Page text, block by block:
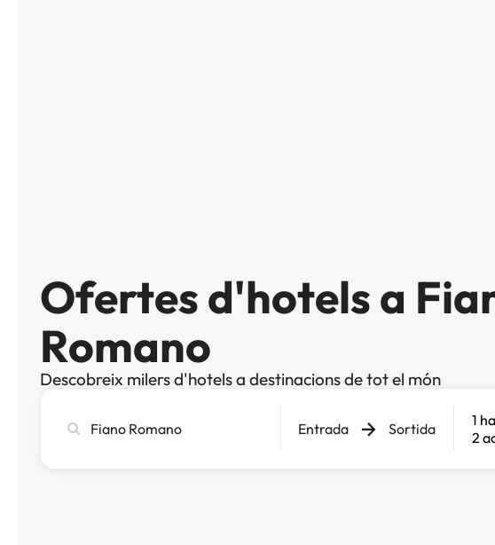
Ofertes d'hotels a
Romano
Descobreix milers d'hotels a destinacions de tot el món
ciutat,
Entrada Sortida
1
2